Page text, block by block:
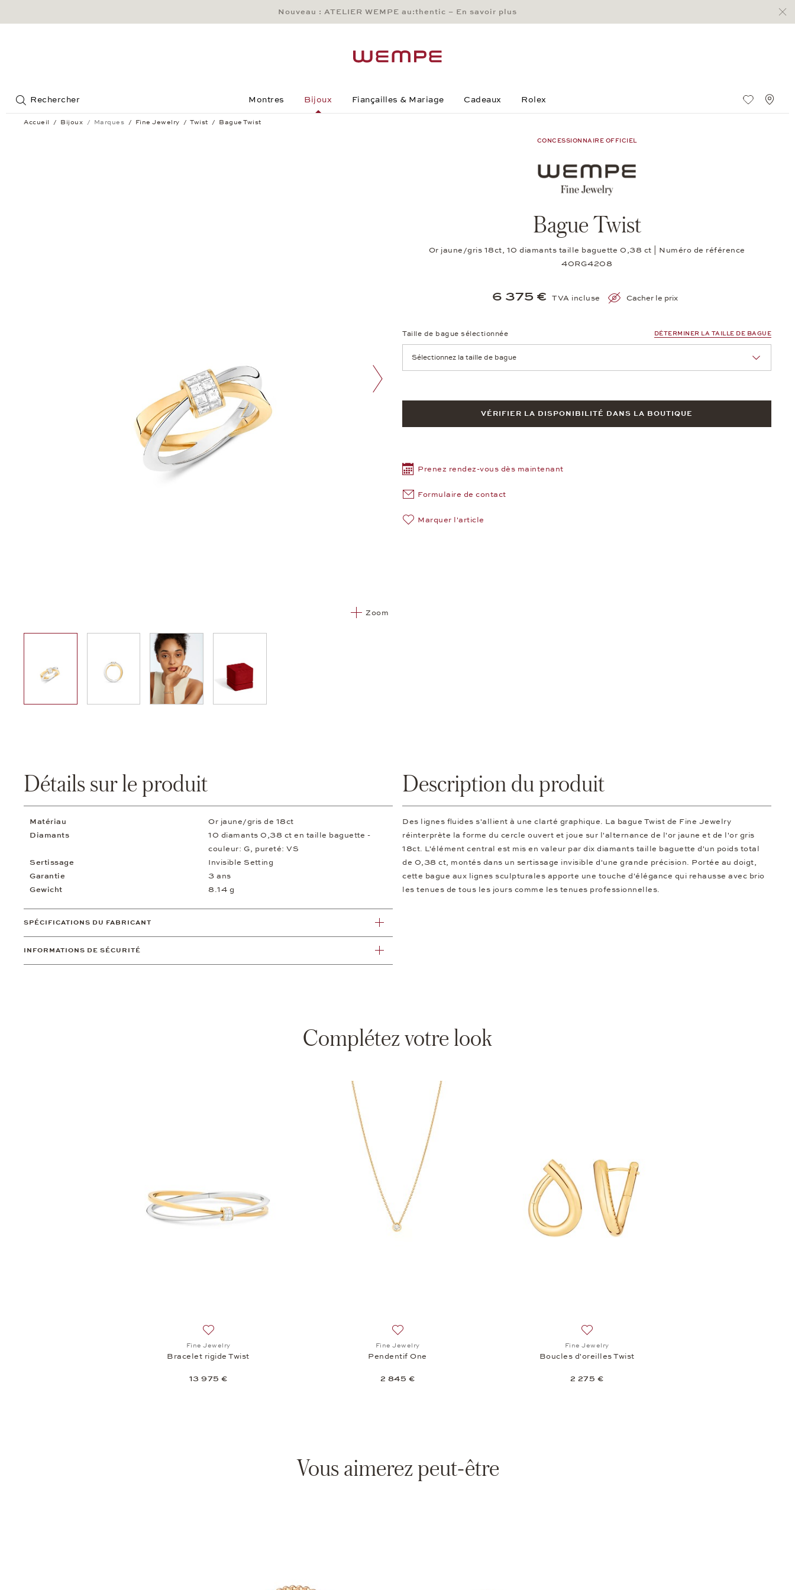
Main Content
Main Menu
Search
Footer
Nouveau : ATELIER WEMPE au:thentic – En savoir plus
Rechercher Montres Bijoux Fiançailles & Mariage Cadeaux Rolex Liste de
Accueil Bijoux Marques Fine Jewelry Twist Bague Twist
Zoom
Image suivante
01 02 03 04
CONCESSIONNAIRE OFFICIEL
Bague Twist
Or jaune/gris 18ct, 10 diamants taille baguette 0,38 ct | Numéro de référence
40RG4208
6 375 € TVA incluse Cacher le prix
Taille de bague sélectionnée DÉTERMINER LA TAILLE DE BAGUE
VÉRIFIER LA DISPONIBILITÉ DANS LA BOUTIQUE
Prenez rendez-vous dès maintenant
Formulaire de contact
Marquer l'article
Détails sur le produit
Matériau
Or jaune/gris de 18ct
Diamants
10 diamants 0,38 ct en taille baguette -
couleur: G, pureté: VS
Sertissage
Invisible Setting
Garantie
3 ans
Gewicht
8.14 g
SPÉCIFICATIONS DU FABRICANT
INFORMATIONS DE SÉCURITÉ
Description du produit
Des lignes fluides s'allient à une clarté graphique. La bague Twist de Fine Jewelry
réinterprète la forme du cercle ouvert et joue sur l'alternance de l'or jaune et de l'or gris
18ct. L'élément central est mis en valeur par dix diamants taille baguette d'un poids total
de 0,38 ct, montés dans un sertissage invisible d'une grande précision. Portée au doigt,
cette bague aux lignes sculpturales apporte une touche d'élégance qui rehausse avec brio
les tenues de tous les jours comme les tenues professionnelles.
Complétez votre look
Fine Jewelry
Bracelet rigide Twist
13 975 €
Fine Jewelry
Pendentif One
2 845 €
Fine Jewelry
Boucles d'oreilles Twist
2 275 €
Vous aimerez peut-être